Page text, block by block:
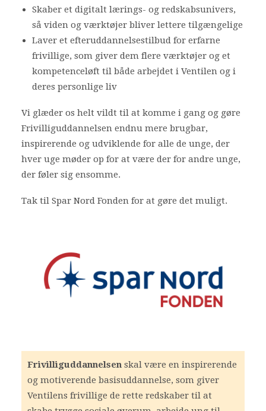
Skaber et digitalt lærings- og redskabsunivers,
så viden og værktøjer bliver lettere tilgængelige
Laver et efteruddannelsestilbud for erfarne
frivillige, som giver dem flere værktøjer og et
kompetenceløft til både arbejdet i Ventilen og i
deres personlige liv
Vi glæder os helt vildt til at komme i gang og gøre
Frivilliguddannelsen endnu mere brugbar,
inspirerende og udviklende for alle de unge, der
hver uge møder op for at være der for andre unge,
der føler sig ensomme.
Tak til Spar Nord Fonden for at gøre det muligt.
Frivilliguddannelsen skal være en inspirerende
og motiverende basisuddannelse, som giver
Ventilens frivillige de rette redskaber til at